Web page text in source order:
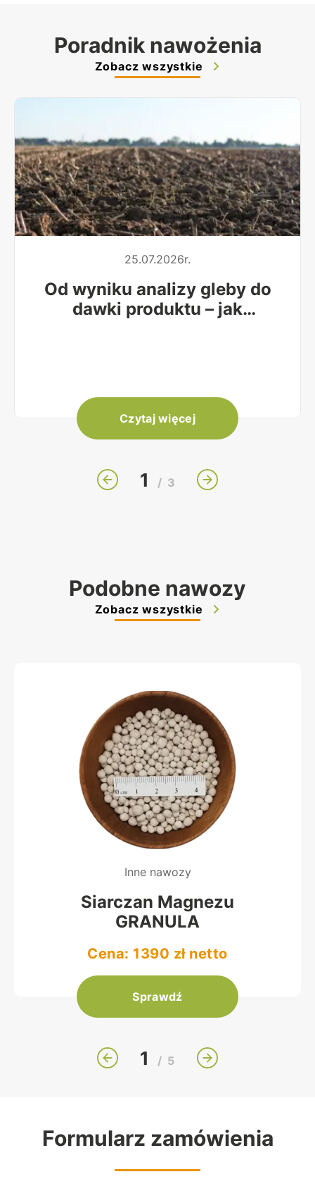
Poradnik nawożenia
Zobacz wszystkie
25.07.2026r.
Od wyniku analizy gleby do
dawki produktu – jak
Czytaj więcej
1 / 3
Podobne nawozy
Zobacz wszystkie
Inne nawozy
Siarczan Magnezu
GRANULA
Cena: 1390 zł netto
Sprawdź
1 / 5
Formularz zamówienia